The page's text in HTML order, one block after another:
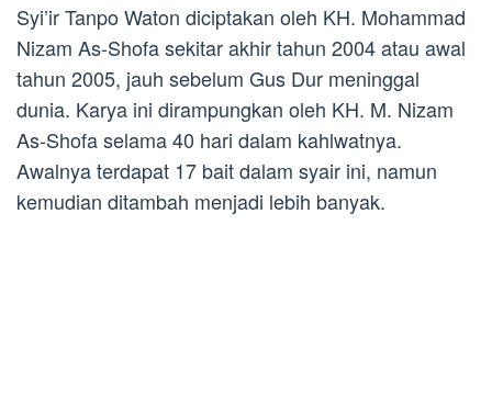
Syi’ir Tanpo Waton diciptakan oleh KH. Mohammad
Nizam As-Shofa sekitar akhir tahun 2004 atau awal
tahun 2005, jauh sebelum Gus Dur meninggal
dunia. Karya ini dirampungkan oleh KH. M. Nizam
As-Shofa selama 40 hari dalam kahlwatnya.
Awalnya terdapat 17 bait dalam syair ini, namun
kemudian ditambah menjadi lebih banyak.